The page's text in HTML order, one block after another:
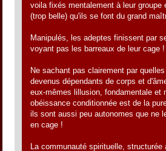
voila fixés mentalement à leur groupe
(trop belle) qu'ils se font du grand
Manipulés, les adeptes finissent par
voyant pas les barreaux de leur cage !
Ne sachant pas clairement par
devenus dépendants de corps et
eux-mêmes lillusion, fondamentale
obéissance conditionnée est de la
ils sont aussi peu autonomes que ne
en cage !
La communauté spirituelle,